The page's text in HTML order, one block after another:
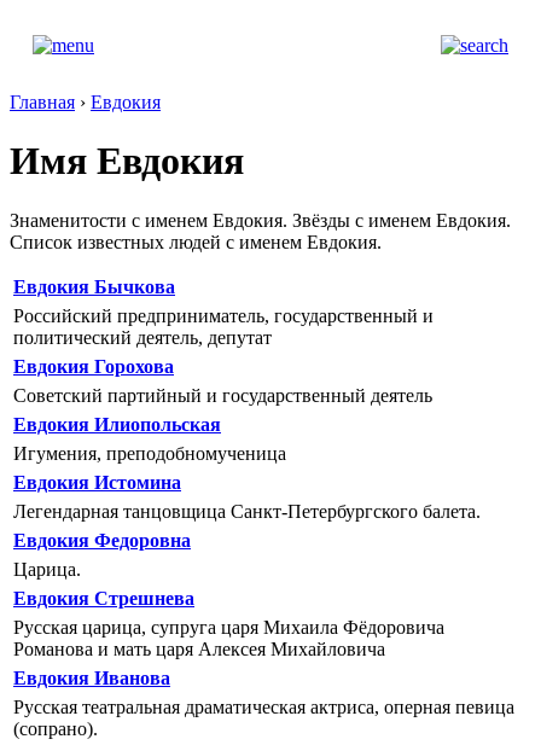
Главная › Евдокия
Имя Евдокия
Знаменитости с именем Евдокия. Звёзды с именем Евдокия.
Список известных людей с именем Евдокия.
Евдокия Бычкова
Российский предприниматель, государственный и
политический деятель, депутат
Евдокия Горохова
Советский партийный и государственный деятель
Евдокия Илиопольская
Игумения, преподобномученица
Евдокия Истомина
Легендарная танцовщица Санкт-Петербургского балета.
Евдокия Федоровна
Царица.
Евдокия Стрешнева
Русская царица, супруга царя Михаила Фёдоровича
Романова и мать царя Алексея Михайловича
Евдокия Иванова
Русская театральная драматическая актриса, оперная певица
(сопрано).